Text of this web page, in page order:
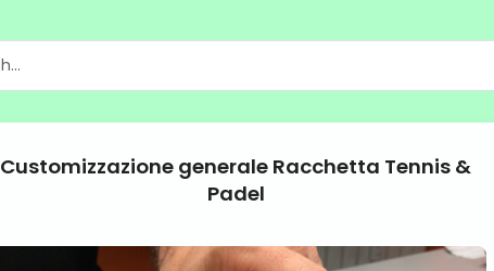
Customizzazione generale Racchetta Tennis &
Padel